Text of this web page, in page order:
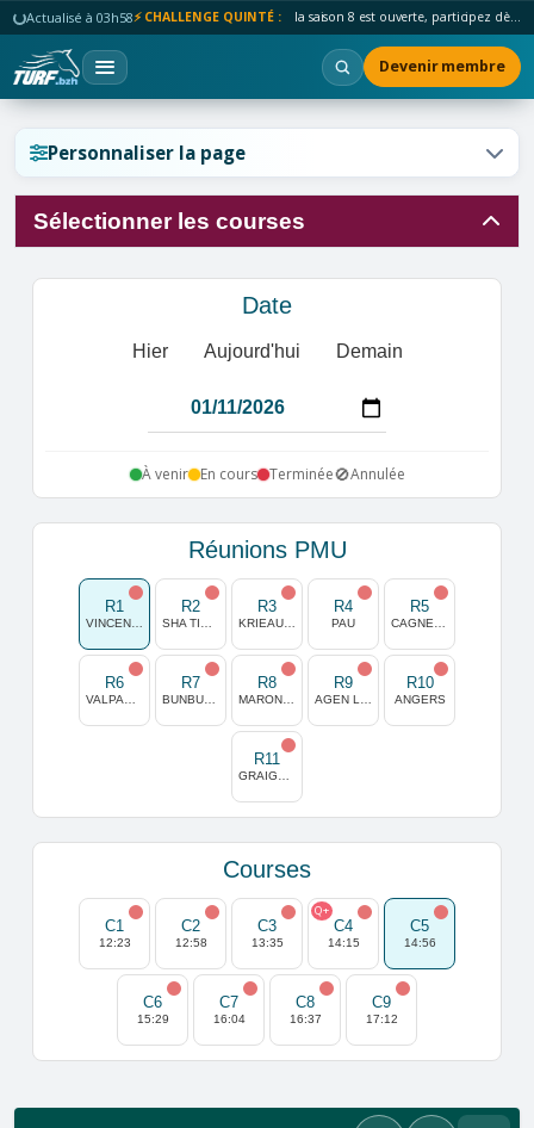
Actualisé à 03h58⚡ CHALLENGE QUINTÉ : la saison 8 est ouverte, participez dès maintenant !
Devenir membre
Personnaliser la page
Sélectionner les courses
Date
Hier Aujourd'hui Demain
À venir En cours Terminée🚫Annulée
Réunions PMU
R1 R2 R3 R4
PAU
R5
R6 R7 R8 R9 R10
ANGERS
R11
Courses
C1
12:23
C2
12:58
C3
13:35
C4
14:15
Q+
C5
14:56
C6
15:29
C7
16:04
C8
16:37
C9
17:12
Réinitialiser l'affichage ?
Réinitialiser